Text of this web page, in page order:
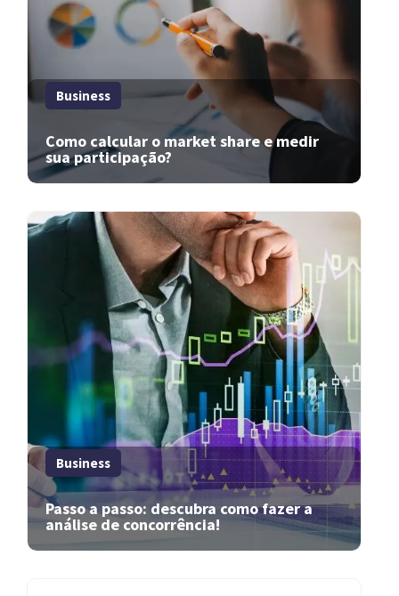
Business
Como calcular o market share e medir
sua participação?
Business
Passo a passo: descubra como fazer a
análise de concorrência!